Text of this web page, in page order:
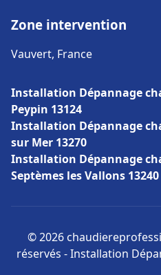
Zone intervention
Vauvert, France
Installation Dépannage
Peypin 13124
Installation Dépannage
sur Mer 13270
Installation Dépannage
Septèmes les Vallons 13240
© 2026
réservés - Installation